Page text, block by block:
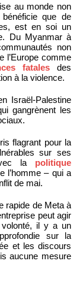
au monde non
que de
est en soi un
Du Myanmar à
non
l’Europe comme
fatales des
à la violence.
Israël-Palestine
gangrènent les
flagrant pour la
sur ses
la politique
l’homme – qui a
de mai.
rapide de Meta à
peut agir
il y a un
sur la
et les discours
aucune mesure